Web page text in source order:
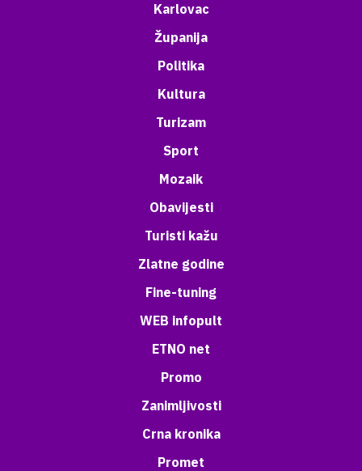
Karlovac
Županija
Politika
Kultura
Turizam
Sport
Mozaik
Obavijesti
Turisti kažu
Zlatne godine
Fine-tuning
WEB infopult
ETNO net
Promo
Zanimljivosti
Crna kronika
Promet